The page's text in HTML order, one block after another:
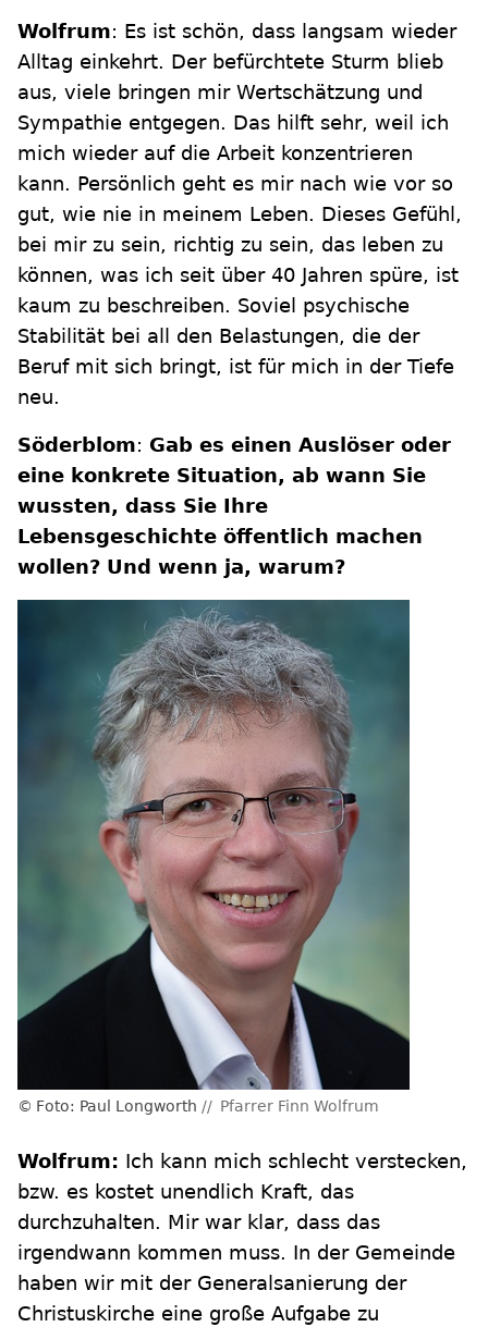
Wolfrum: Es ist schön, dass langsam wieder
Alltag einkehrt. Der befürchtete Sturm blieb
aus, viele bringen mir Wertschätzung und
Sympathie entgegen. Das hilft sehr, weil ich
mich wieder auf die Arbeit konzentrieren
kann. Persönlich geht es mir nach wie vor so
gut, wie nie in meinem Leben. Dieses Gefühl,
bei mir zu sein, richtig zu sein, das leben zu
können, was ich seit über 40 Jahren spüre, ist
kaum zu beschreiben. Soviel psychische
Stabilität bei all den Belastungen, die der
Beruf mit sich bringt, ist für mich in der Tiefe
neu.
Söderblom: Gab es einen Auslöser oder
eine konkrete Situation, ab wann Sie
wussten, dass Sie Ihre
Lebensgeschichte öffentlich machen
wollen? Und wenn ja, warum?
Foto: Paul Longworth Pfarrer Finn Wolfrum
Wolfrum: Ich kann mich schlecht verstecken,
bzw. es kostet unendlich Kraft, das
durchzuhalten. Mir war klar, dass das
irgendwann kommen muss. In der Gemeinde
haben wir mit der Generalsanierung der
Christuskirche eine große Aufgabe zu